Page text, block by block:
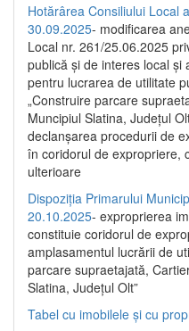
Hotărârea Consiliului Local
30.09.2025- modificarea
Local nr. 261/25.06.2025
publică şi de interes local
pentru lucrarea de utilitate
„Construire parcare
Muncipiul Slatina, Judeţul
declanşarea procedurii de
în coridorul de expropriere,
ulterioare
Dispoziția Primarului
20.10.2025- exproprierea
constituie coridorul de
amplasamentul lucrării de
parcare supraetajată,
Slatina, Județul Olt”
Tabel cu imobilele și cu